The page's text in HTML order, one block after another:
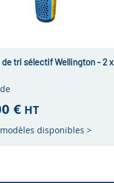
tri sélectif Wellington - 2 x
€ HT
disponibles >